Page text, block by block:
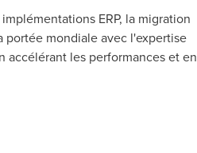
ERP, la migration
portée mondiale avec l'expertise
accélérant les performances et en